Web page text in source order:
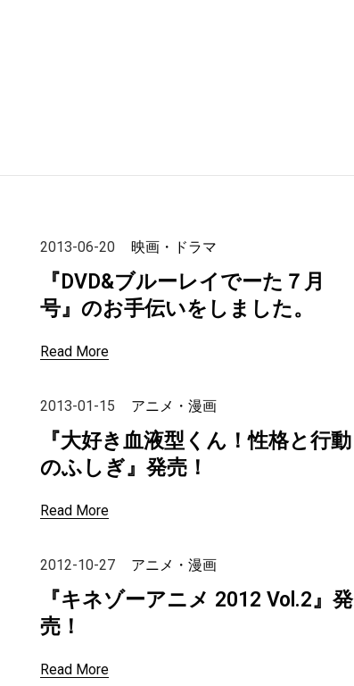
2013-06-20 映画・ドラマ
『DVD&ブルーレイでーた７月
号』のお手伝いをしました。
Read More
2013-01-15 アニメ・漫画
『大好き血液型くん！性格と行動
のふしぎ』発売！
Read More
2012-10-27 アニメ・漫画
『キネゾーアニメ 2012 Vol.2』発
売！
Read More